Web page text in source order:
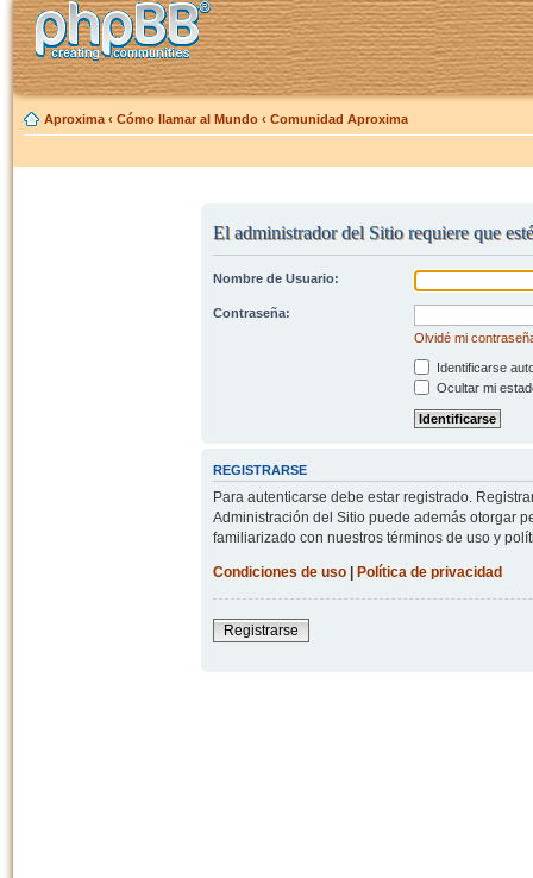
Aproxima ‹ Cómo llamar al Mundo ‹ Comunidad Aproxima
El administrador del Sitio requiere que
Nombre de Usuario:
Contraseña:
Olvidé mi
Identificarse
Ocultar mi
REGISTRARSE
Para autenticarse debe estar registrado.
Administración del Sitio puede además otorgar
familiarizado con nuestros términos de uso y
Condiciones de uso| Política de privacidad
Registrarse